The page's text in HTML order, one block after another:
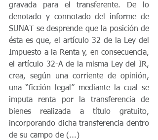
gravada para el transferente. De lo
denotado y connotado del informe de
SUNAT se desprende que la posición de
ésta es que, el artículo 32 de la Ley del
Impuesto a la Renta y, en consecuencia,
el artículo 32-A de la misma Ley del IR,
crea, según una corriente de opinión,
una “ficción legal” mediante la cual se
imputa renta por la transferencia de
bienes realizada a título gratuito,
incorporando dicha transferencia dentro
de su campo de (...)